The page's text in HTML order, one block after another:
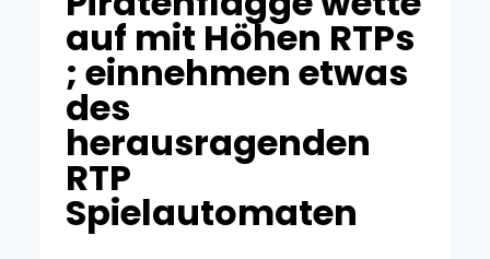
auf mit Höhen RTPs
; einnehmen etwas
des
herausragenden
RTP
Spielautomaten